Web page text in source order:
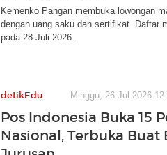
Kemenko Pangan membuka lowongan
dengan uang saku dan sertifikat. Daftar
pada 28 Juli 2026.
detikEdu Minggu, 26 Jul 2026
Pos Indonesia Buka 15
Nasional, Terbuka Buat